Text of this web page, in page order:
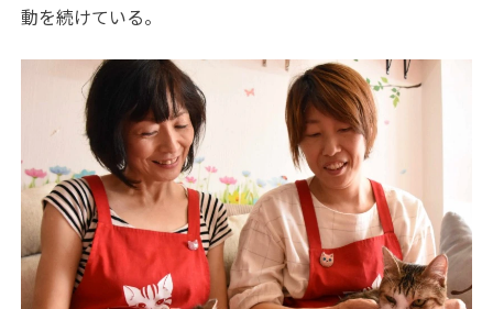
動を続けている。